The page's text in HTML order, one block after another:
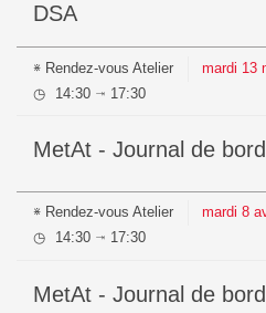
DSA
Rendez-vous Atelier mardi 13
14:30 ⇥ 17:30
MetAt - Journal de
Rendez-vous Atelier mardi 8
14:30 ⇥ 17:30
MetAt - Journal de